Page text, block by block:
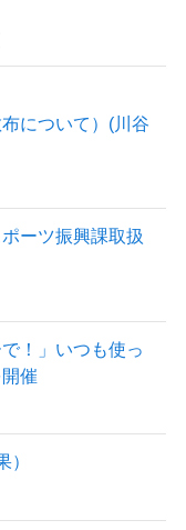
について）(川谷
ーツ振興課取扱
！」いつも使っ
催